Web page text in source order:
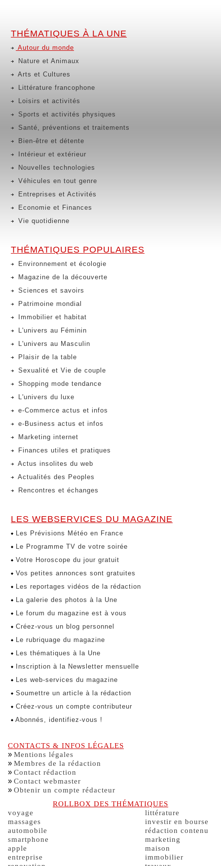
THÉMATIQUES À LA UNE
Autour du monde
Nature et Animaux
Arts et Cultures
Littérature francophone
Loisirs et activités
Sports et activités physiques
Santé, préventions et traitements
Bien-être et détente
Intérieur et extérieur
Nouvelles technologies
Véhicules en tout genre
Entreprises et Activités
Economie et Finances
Vie quotidienne
THÉMATIQUES POPULAIRES
Environnement et écologie
Magazine de la découverte
Sciences et savoirs
Patrimoine mondial
Immobilier et habitat
L'univers au Féminin
L'univers au Masculin
Plaisir de la table
Sexualité et Vie de couple
Shopping mode tendance
L'univers du luxe
e-Commerce actus et infos
e-Business actus et infos
Marketing internet
Finances utiles et pratiques
Actus insolites du web
Actualités des Peoples
Rencontres et échanges
LES WEBSERVICES DU MAGAZINE
Les Prévisions Météo en France
Le Programme TV de votre soirée
Votre Horoscope du jour gratuit
Vos petites annonces sont gratuites
Les reportages vidéos de la rédaction
La galerie des photos à la Une
Le forum du magazine est à vous
Créez-vous un blog personnel
Le rubriquage du magazine
Les thématiques à la Une
Inscription à la Newsletter mensuelle
Les web-services du magazine
Soumettre un article à la rédaction
Créez-vous un compte contributeur
Abonnés, identifiez-vous !
CONTACTS & INFOS LÉGALES
» Mentions légales
» Membres de la rédaction
» Contact rédaction
» Contact webmaster
» Obtenir un compte rédacteur
ROLLBOX DES THÉMATIQUES
voyage
massages
automobile
smartphone
apple
entreprise
littérature
investir en bourse
rédaction contenu
marketing
maison
immobilier